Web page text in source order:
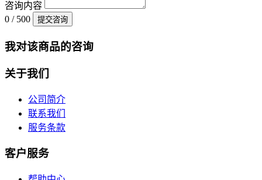
咨询内容
0 / 500
提交咨询
我对该商品的咨询
关于我们
公司简介
联系我们
服务条款
客户服务